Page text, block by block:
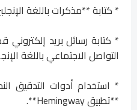
* كتابة **مذكرات باللغة
* كتابة رسائل بريد
التواصل الاجتماعي باللغة
**تطبيق Hemingway**.